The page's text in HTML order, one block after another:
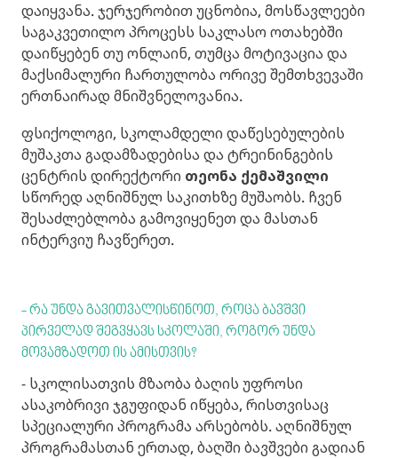
დაიყვანა. ჯერჯერობით უცნობია, მოსწავლეები
საგაკვეთილო პროცესს საკლასო ოთახებში
დაიწყებენ თუ ონლაინ, თუმცა მოტივაცია და
მაქსიმალური ჩართულობა ორივე შემთხვევაში
ერთნაირად მნიშვნელოვანია.
ფსიქოლოგი, სკოლამდელი დაწესებულების
მუშაკთა გადამზადებისა და ტრეინინგების
ცენტრის დირექტორი თეონა ქემაშვილი
სწორედ აღნიშნულ საკითხზე მუშაობს. ჩვენ
შესაძლებლობა გამოვიყენეთ და მასთან
ინტერვიუ ჩავწერეთ.
- რა უნდა გავითვალისწინოთ, როცა ბავშვი
პირველად შეგვყავს სკოლაში, როგორ უნდა
მოვამზადოთ ის ამისთვის?
- სკოლისათვის მზაობა ბაღის უფროსი
ასაკობრივი ჯგუფიდან იწყება, რისთვისაც
სპეციალური პროგრამა არსებობს. აღნიშნულ
პროგრამასთან ერთად, ბაღში ბავშვები გადიან